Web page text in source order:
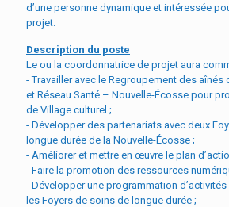
d’une personne dynamique et intéressée
projet.
Description du poste
Le ou la coordonnatrice de projet aura
- Travailler avec le Regroupement des aînés
et Réseau Santé – Nouvelle-Écosse pour
de Village culturel ;
- Développer des partenariats avec deux
longue durée de la Nouvelle-Écosse ;
- Améliorer et mettre en œuvre le plan
- Faire la promotion des ressources
- Développer une programmation
les Foyers de soins de longue durée ;